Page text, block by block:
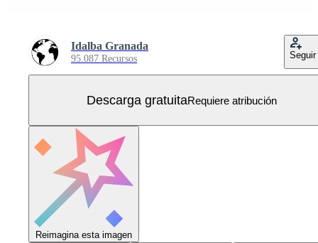
Idalba Granada
95.087 Recursos Seguir
Descarga gratuitaRequiere atribución
Reimagina esta imagen